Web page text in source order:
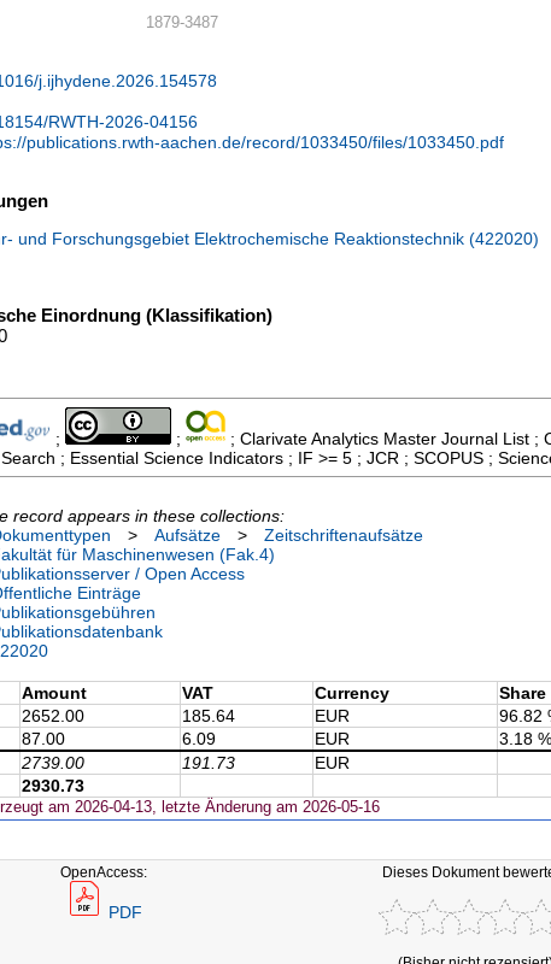
1879-3487
j.ijhydene.2026.154578
RWTH-2026-04156
publications.rwth-aachen.de/record/1033450/files/1033450.pdf
und Forschungsgebiet Elektrochemische Reaktionstechnik (422020)
Einordnung (Klassifikation)
; ;
; Clarivate Analytics Master Journal List ;
; Essential Science Indicators ; IF >= 5 ; JCR ; SCOPUS ;
record appears in these collections:
> Aufsätze >
Zeitschriftenaufsätze
für Maschinenwesen (Fak.4)
/ Open Access
Einträge
Amount VAT Currency Share
2652.00 185.64 EUR 96.82
87.00 6.09 EUR 3.18 %
2739.00 191.73
EUR
2930.73
am 2026-04-13, letzte Änderung am 2026-05-16
OpenAccess:
PDF
Dieses Dokument